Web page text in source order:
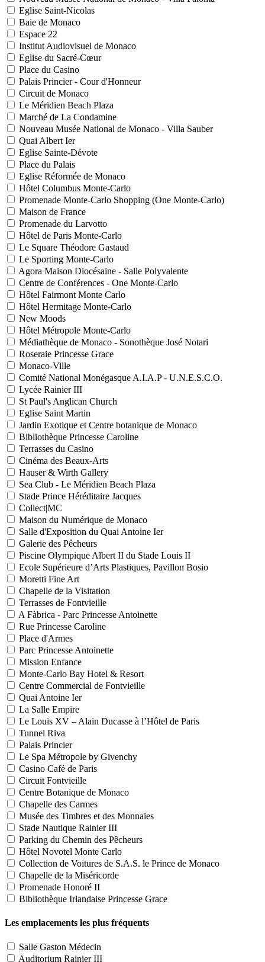
Eglise Saint-Nicolas
Baie de Monaco
Espace 22
Institut Audiovisuel de Monaco
Eglise du Sacré-Cœur
Place du Casino
Palais Princier - Cour d'Honneur
Circuit de Monaco
Le Méridien Beach Plaza
Marché de La Condamine
Nouveau Musée National de Monaco - Villa Sauber
Quai Albert Ier
Eglise Sainte-Dévote
Place du Palais
Eglise Réformée de Monaco
Hôtel Columbus Monte-Carlo
Promenade Monte-Carlo Shopping (One Monte-Carlo)
Maison de France
Promenade du Larvotto
Hôtel de Paris Monte-Carlo
Le Square Théodore Gastaud
Le Sporting Monte-Carlo
Agora Maison Diocésaine - Salle Polyvalente
Centre de Conférences - One Monte-Carlo
Hôtel Fairmont Monte Carlo
Hôtel Hermitage Monte-Carlo
New Moods
Hôtel Métropole Monte-Carlo
Médiathèque de Monaco - Sonothèque José Notari
Roseraie Princesse Grace
Monaco-Ville
Comité National Monégasque A.I.A.P - U.N.E.S.C.O.
Lycée Rainier III
St Paul's Anglican Church
Eglise Saint Martin
Jardin Exotique et Centre botanique de Monaco
Bibliothèque Princesse Caroline
Terrasses du Casino
Cinéma des Beaux-Arts
Hauser & Wirth Gallery
Sea Club - Le Méridien Beach Plaza
Stade Prince Héréditaire Jacques
Collect|MC
Maison du Numérique de Monaco
Salle d'Exposition du Quai Antoine Ier
Galerie des Pêcheurs
Piscine Olympique Albert II du Stade Louis II
Ecole Supérieure d’Arts Plastiques, Pavillon Bosio
Moretti Fine Art
Chapelle de la Visitation
Terrasses de Fontvieille
A Fàbrica - Parc Princesse Antoinette
Rue Princesse Caroline
Place d'Armes
Parc Princesse Antoinette
Mission Enfance
Monte-Carlo Bay Hotel & Resort
Centre Commercial de Fontvieille
Quai Antoine Ier
La Salle Empire
Le Louis XV – Alain Ducasse à l’Hôtel de Paris
Tunnel Riva
Palais Princier
Le Spa Métropole by Givenchy
Casino Café de Paris
Circuit Fontvieille
Centre Botanique de Monaco
Chapelle des Carmes
Musée des Timbres et des Monnaies
Stade Nautique Rainier III
Parking du Chemin des Pêcheurs
Hôtel Novotel Monte Carlo
Collection de Voitures de S.A.S. le Prince de Monaco
Chapelle de la Miséricorde
Promenade Honoré II
Bibliothèque Irlandaise Princesse Grace
Les emplacements les plus fréquents
Salle Gaston Médecin
Auditorium Rainier III